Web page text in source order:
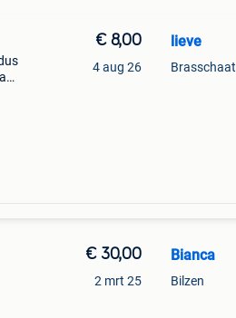
€ 8,00
4 aug 26
lieve
Brasschaat
€ 30,00
2 mrt 25
Bianca
Bilzen